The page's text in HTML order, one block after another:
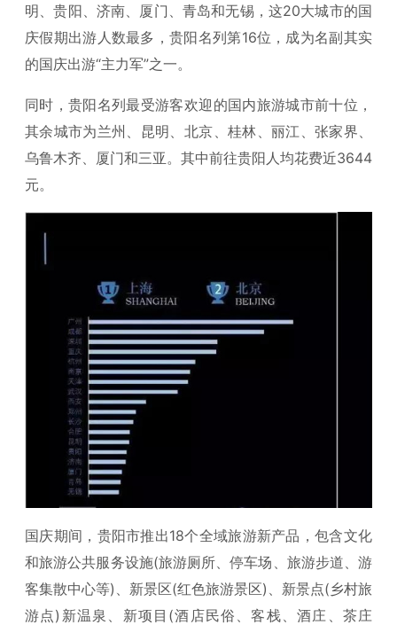
明、贵阳、济南、厦门、青岛和无锡，这20大城市的国
庆假期出游人数最多，贵阳名列第16位，成为名副其实
的国庆出游“主力军”之一。
同时，贵阳名列最受游客欢迎的国内旅游城市前十位，
其余城市为兰州、昆明、北京、桂林、丽江、张家界、
乌鲁木齐、厦门和三亚。其中前往贵阳人均花费近3644
元。
国庆期间，贵阳市推出18个全域旅游新产品，包含文化
和旅游公共服务设施(旅游厕所、停车场、旅游步道、游
客集散中心等)、新景区(红色旅游景区)、新景点(乡村旅
游点)新温泉、新项目(酒店民俗、客栈、酒庄、茶庄